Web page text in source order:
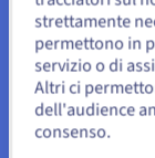
No user
binaries.
No VM
Sembra
Stati
Per effettuare un
sito web del
strettamente
permettono in
servizio o di
Altri ci
dell'audience
consenso.